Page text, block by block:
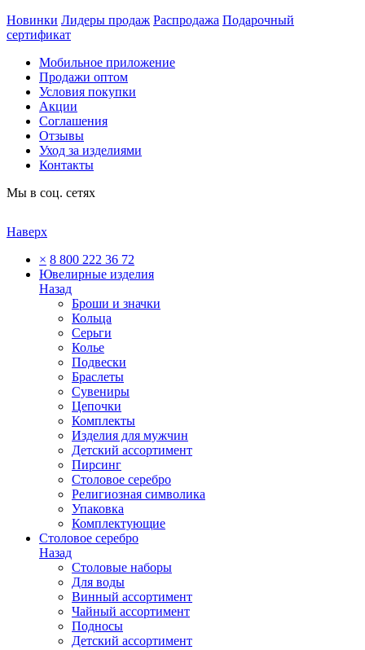
Новинки Лидеры продаж Распродажа Подарочный
сертификат
Мобильное приложение
Продажи оптом
Условия покупки
Акции
Соглашения
Отзывы
Уход за изделиями
Контакты
Мы в соц. сетях
Наверх
× 8 800 222 36 72
Ювелирные изделия
Назад
Броши и значки
Кольца
Серьги
Колье
Подвески
Браслеты
Сувениры
Цепочки
Комплекты
Изделия для мужчин
Детский ассортимент
Пирсинг
Столовое серебро
Религиозная символика
Упаковка
Комплектующие
Столовое серебро
Назад
Столовые наборы
Для воды
Винный ассортимент
Чайный ассортимент
Подносы
Детский ассортимент